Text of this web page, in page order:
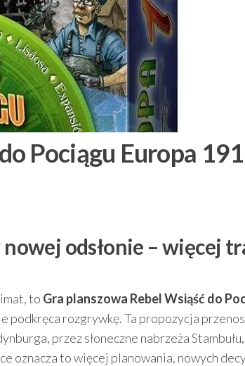
Pociągu Europa
odsłonie – więcej
to Gra planszowa Rebel Wsiąść do
podkręca rozgrywkę. Ta propozycja
przez słoneczne nabrzeża
oznacza to więcej planowania, nowych